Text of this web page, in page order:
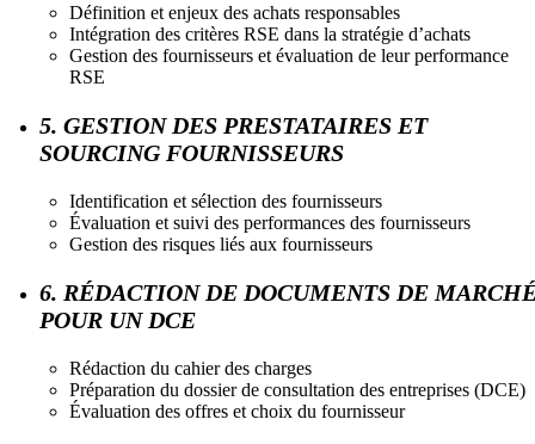
Définition et enjeux des achats responsables
Intégration des critères RSE dans la stratégie d’achats
Gestion des fournisseurs et évaluation de leur performance
RSE
5. GESTION DES PRESTATAIRES ET
SOURCING FOURNISSEURS
Identification et sélection des fournisseurs
Évaluation et suivi des performances des fournisseurs
Gestion des risques liés aux fournisseurs
6. RÉDACTION DE DOCUMENTS DE
POUR UN DCE
Rédaction du cahier des charges
Préparation du dossier de consultation des entreprises (DCE)
Évaluation des offres et choix du fournisseur